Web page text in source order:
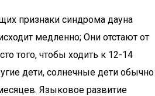
признаки синдрома дауна
медленно; Они отстают от
того, чтобы ходить к 12-14
дети, солнечные дети обычно
Языковое развитие